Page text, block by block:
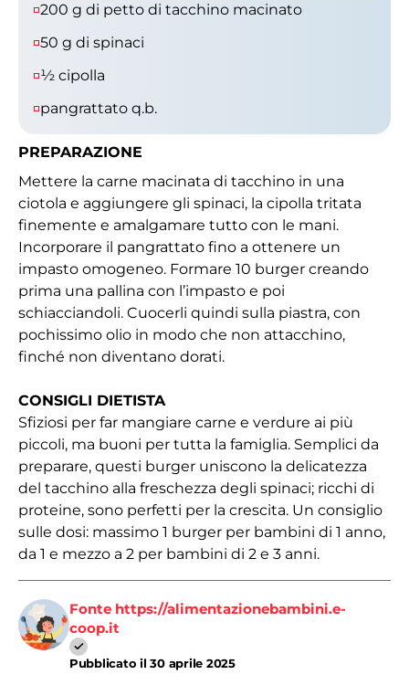
200 g di petto di tacchino macinato
50 g di spinaci
½ cipolla
pangrattato q.b.
PREPARAZIONE
Mettere la carne macinata di tacchino in una
ciotola e aggiungere gli spinaci, la cipolla tritata
finemente e amalgamare tutto con le mani.
Incorporare il pangrattato fino a ottenere un
impasto omogeneo. Formare 10 burger creando
prima una pallina con l’impasto e poi
schiacciandoli. Cuocerli quindi sulla piastra, con
pochissimo olio in modo che non attacchino,
finché non diventano dorati.
CONSIGLI DIETISTA
Sfiziosi per far mangiare carne e verdure ai più
piccoli, ma buoni per tutta la famiglia. Semplici da
preparare, questi burger uniscono la delicatezza
del tacchino alla freschezza degli spinaci; ricchi di
proteine, sono perfetti per la crescita. Un consiglio
sulle dosi: massimo 1 burger per bambini di 1 anno,
da 1 e mezzo a 2 per bambini di 2 e 3 anni.
Fonte https://alimentazionebambini.e-
coop.it
Pubblicato il30 aprile 2025